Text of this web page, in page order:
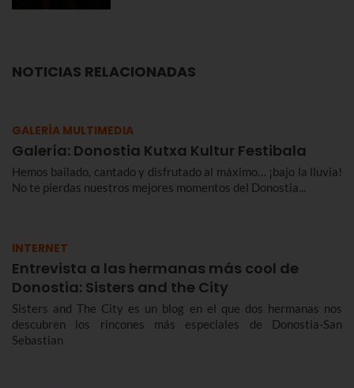
NOTICIAS RELACIONADAS
GALERÍA MULTIMEDIA
Galería: Donostia Kutxa Kultur Festibala
Hemos bailado, cantado y disfrutado al máximo… ¡bajo la lluvia!
No te pierdas nuestros mejores momentos del Donostia...
INTERNET
Entrevista a las hermanas más cool de
Donostia: Sisters and the City
Sisters and The City es un blog en el que dos hermanas nos
descubren los rincones más especiales de Donostia-San
Sebastian